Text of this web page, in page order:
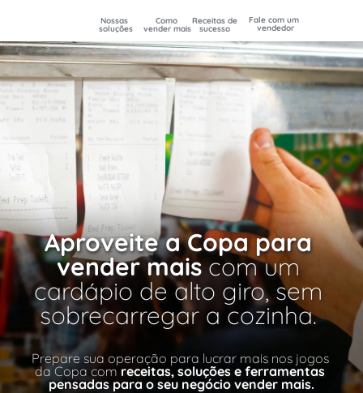
Nossas
soluções
Como
vender mais
Receitas de
sucesso
Fale com um
vendedor
Aproveite a Copa para
vender mais com um
cardápio de alto giro, sem
sobrecarregar a cozinha.
Prepare sua operação para lucrar mais nos jogos
da Copa com receitas, soluções e ferramentas
pensadas para o seu negócio vender mais.